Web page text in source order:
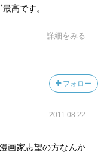
高です。
詳細をみる
フォロー
2011.08.22
画家志望の方なんか